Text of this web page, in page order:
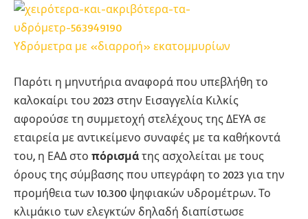
Υδρόμετρα με «διαρροή» εκατομμυρίων
Παρότι η μηνυτήρια αναφορά που υπεβλήθη το
καλοκαίρι του 2023 στην Εισαγγελία Κιλκίς
αφορούσε τη συμμετοχή στελέχους της ΔΕΥΑ σε
εταιρεία με αντικείμενο συναφές με τα καθήκοντά
του, η ΕΑΔ στο πόρισμά της ασχολείται με τους
όρους της σύμβασης που υπεγράφη το 2023 για την
προμήθεια των 10.300 ψηφιακών υδρομέτρων. Το
κλιμάκιο των ελεγκτών δηλαδή διαπίστωσε